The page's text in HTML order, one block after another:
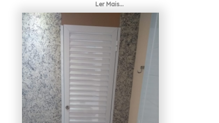
Quer conhecer porta de
alumínio branco para
banheiro orçamento
Mandaqui?
Com uma equipe de profissionais formada
somente por colaboradores competentes que
buscam a total satisfação do cliente em cada
pedido e a maior inovação e evolução dos
processos, a Esquadriflex teve a sua
fundação em 2002 e já é uma das empresas
mais bem cotadas do segmento de
esquadrias.
Ler Mais...